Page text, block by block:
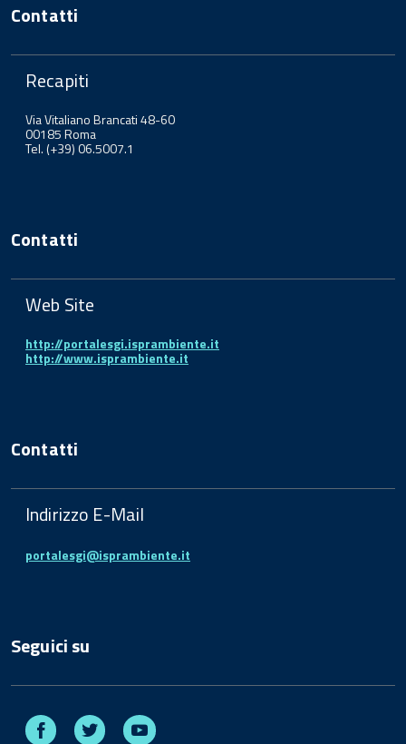
Contatti
Recapiti
Via Vitaliano Brancati 48-60
00185 Roma
Tel. (+39) 06.5007.1
Contatti
Web Site
http://portalesgi.isprambiente.it
http://www.isprambiente.it
Contatti
Indirizzo E-Mail
portalesgi@isprambiente.it
Seguici su
Facebook Twitter